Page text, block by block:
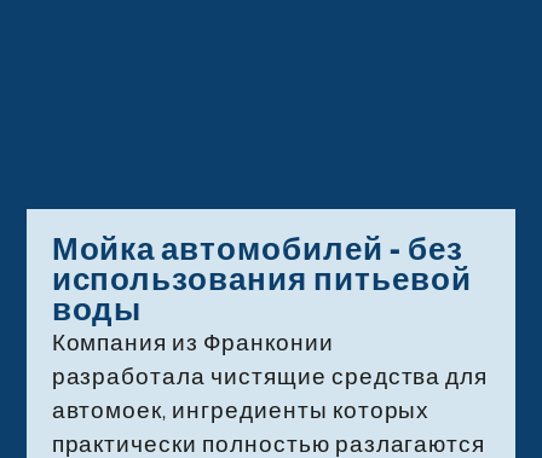
Мойка автомобилей - без
использования питьевой
воды
Компания из Франконии
разработала чистящие средства для
автомоек, ингредиенты которых
практически полностью разлагаются